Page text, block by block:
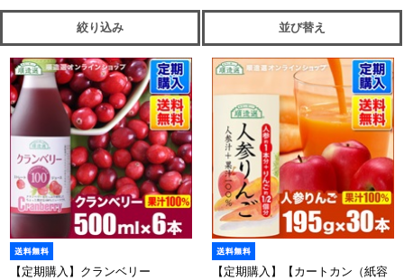
絞り込み 並び替え
【定期購入】クランベリー
【定期購入】【カートカン（紙容